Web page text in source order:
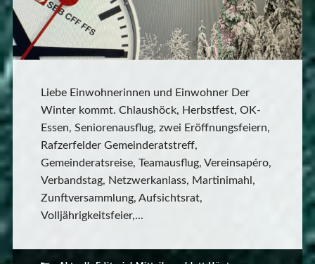
Liebe Einwohnerinnen und Einwohner Der
Winter kommt. Chlaushöck, Herbstfest, OK-
Essen, Seniorenausflug, zwei Eröffnungsfeiern,
Rafzerfelder Gemeinderatstreff,
Gemeinderatsreise, Teamausflug, Vereinsapéro,
Verbandstag, Netzwerkanlass, Martinimahl,
Zunftversammlung, Aufsichtsrat,
Volljährigkeitsfeier,...